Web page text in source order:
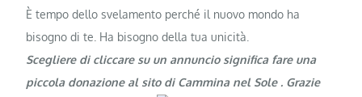
È tempo dello svelamento perché il nuovo mondo ha
bisogno di te. Ha bisogno della tua unicità.
Scegliere di cliccare su un annuncio significa fare una
piccola donazione al sito di Cammina nel Sole . Grazie